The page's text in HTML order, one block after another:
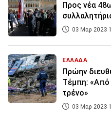
Προς νέα
03 Μαρ 2023
ΕΛΛΑΔΑ
Πρώην
Τέμπη: «Από
τρένο»
03 Μαρ 2023